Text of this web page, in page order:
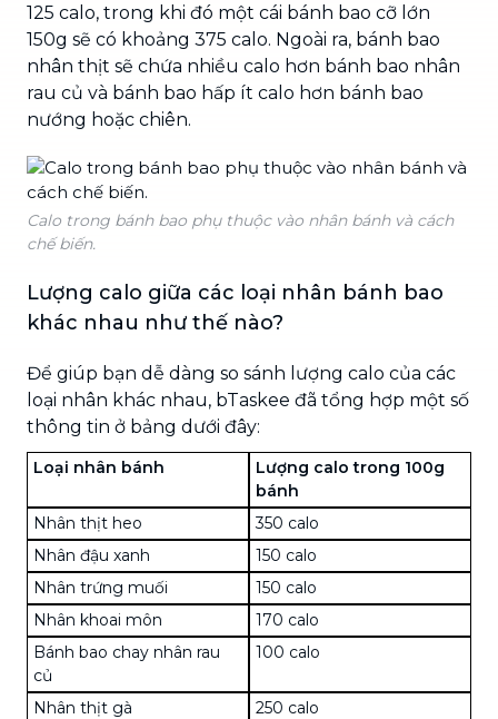
125 calo, trong khi đó một cái bánh bao cỡ lớn
150g sẽ có khoảng 375 calo. Ngoài ra, bánh bao
nhân thịt sẽ chứa nhiều calo hơn bánh bao nhân
rau củ và bánh bao hấp ít calo hơn bánh bao
nướng hoặc chiên.
Calo trong bánh bao phụ thuộc vào nhân bánh và cách
chế biến.
Lượng calo giữa các loại nhân bánh bao
khác nhau như thế nào?
Để giúp bạn dễ dàng so sánh lượng calo của các
loại nhân khác nhau, bTaskee đã tổng hợp một số
thông tin ở bảng dưới đây:
Loại nhân bánh
Lượng calo trong 100g
bánh
Nhân thịt heo
350 calo
Nhân đậu xanh
150 calo
Nhân trứng muối
150 calo
Nhân khoai môn
170 calo
Bánh bao chay nhân rau
củ
100 calo
Nhân thịt gà
250 calo